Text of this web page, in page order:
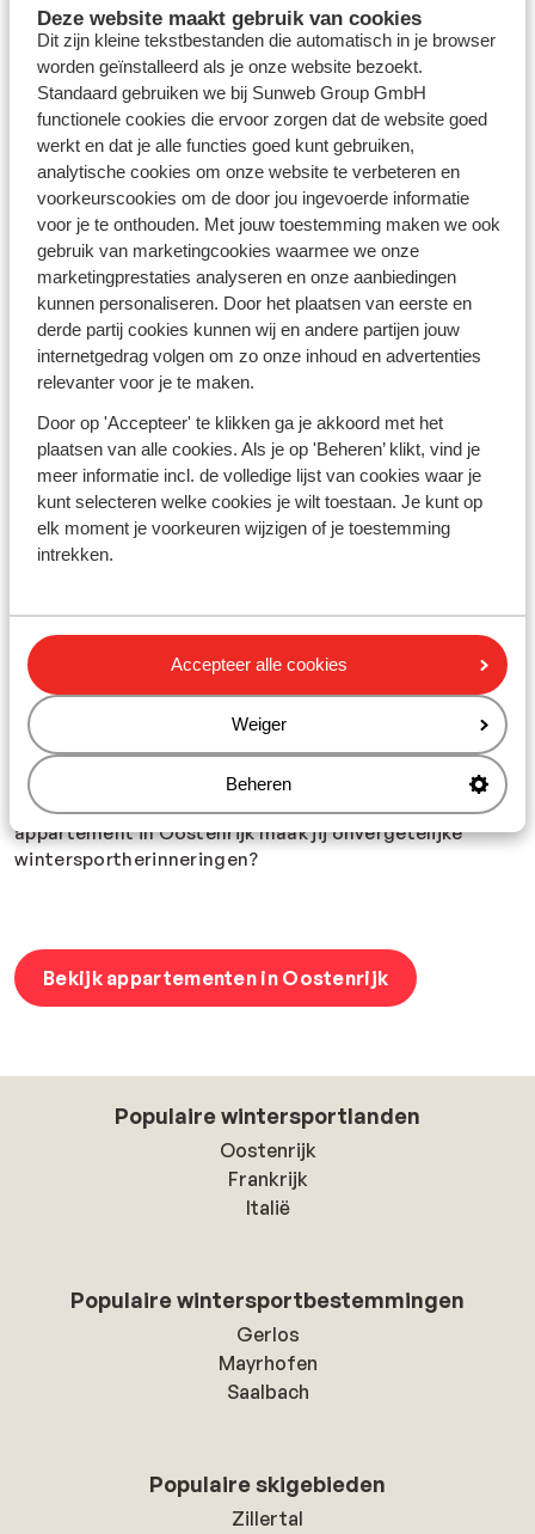
Deze website maakt gebruik van cookies
Dit zijn kleine tekstbestanden die automatisch in je browser
worden geïnstalleerd als je onze website bezoekt.
Standaard gebruiken we bij Sunweb Group GmbH
functionele cookies die ervoor zorgen dat de website goed
werkt en dat je alle functies goed kunt gebruiken,
analytische cookies om onze website te verbeteren en
voorkeurscookies om de door jou ingevoerde informatie
voor je te onthouden. Met jouw toestemming maken we ook
gebruik van marketingcookies waarmee we onze
marketingprestaties analyseren en onze aanbiedingen
kunnen personaliseren. Door het plaatsen van eerste en
derde partij cookies kunnen wij en andere partijen jouw
internetgedrag volgen om zo onze inhoud en advertenties
relevanter voor je te maken.
Door op 'Accepteer' te klikken ga je akkoord met het
plaatsen van alle cookies. Als je op 'Beheren’ klikt, vind je
meer informatie incl. de volledige lijst van cookies waar je
kunt selecteren welke cookies je wilt toestaan. Je kunt op
elk moment je voorkeuren wijzigen of je toestemming
intrekken.
Accepteer alle cookies
Weiger
Beheren
Oostenrijk dé perfecte keuze?
Eenwintersportappartement in Oostenrijk is perfect
voorfamilies, vriendengroepen en stellen die op zoek
zijn naar flexibiliteit en comfort. Kies voor een ruim
verblijf met een volledig ingerichte keuken en aparte
slaapkamers, of ga voor extra gemak met logies en
ontbijt (ideaal voor gezinnen). Verblijf je lieverdirect
aan de piste? Dan zijn er ski-in/ski-out accommodaties
die je direct toegang geven tot de pistes perfect. Voor
wie graag de gezelligheid van een dorp opzoekt, zijn er
appartementen in levendige skigebieden zoalsIschgl
het autovrijeSerfaus, waar je na een dag op de piste zo
de restaurants en winkels in wandelt. Bekijk ons
uitgebreide aanbod en vind het perfecte appartement
Wintersportplezier vanuit je appartement in
Oostenrijk
Vanuit je appartement op skivakantie in Oostenrijk
beleef je de mooiste avonturen. Naast skiën,
adembenemend uitzicht op de top van de Kitzsteinhorn
inKaprun
ervaren wintersporter? Daag jezelf uit op de
spannendste afdalingen in Mayrhofen. Hossen, dansen
en meezingen doe je in de Oostenrijkse dorpen Gerlos
en Ischgl, waar het dak eraf gaat tijdens deaprès-ski.
Of proost met schnapps en ga op kroegentocht langs
de besteaprès-ski bars in Kirchberg. Vanuit welk
appartement in Oostenrijk maak jij onvergetelijke
wintersportherinneringen?
Bekijk appartementen in Oostenrijk
Populaire wintersportlanden
Oostenrijk
Frankrijk
Italië
Populaire wintersportbestemmingen
Gerlos
Mayrhofen
Saalbach
Populaire skigebieden
Zillertal